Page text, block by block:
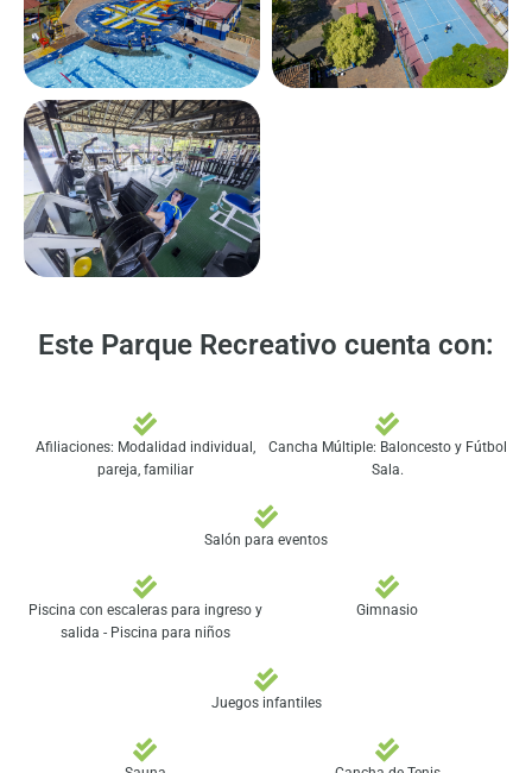
Este Parque Recreativo cuenta con:
Afiliaciones: Modalidad individual,
pareja, familiar
Cancha Múltiple: Baloncesto y Fútbol
Sala.
Salón para eventos
Piscina con escaleras para ingreso y
salida - Piscina para niños
Gimnasio
Juegos infantiles